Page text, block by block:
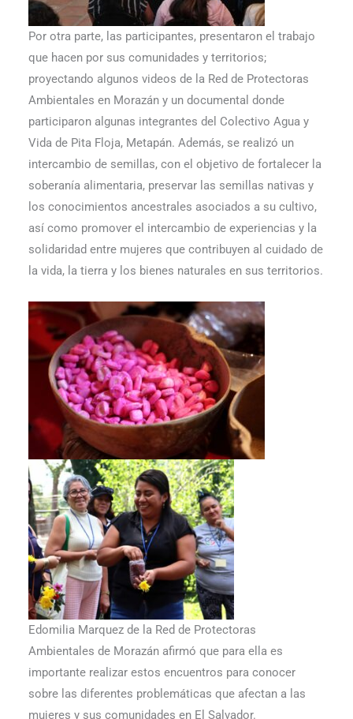
Por otra parte, las participantes, presentaron el trabajo
que hacen por sus comunidades y territorios;
proyectando algunos videos de la Red de Protectoras
Ambientales en Morazán y un documental donde
participaron algunas integrantes del Colectivo Agua y
Vida de Pita Floja, Metapán. Además, se realizó un
intercambio de semillas, con el objetivo de fortalecer la
soberanía alimentaria, preservar las semillas nativas y
los conocimientos ancestrales asociados a su cultivo,
así como promover el intercambio de experiencias y la
solidaridad entre mujeres que contribuyen al cuidado de
la vida, la tierra y los bienes naturales en sus territorios.
Edomilia Marquez de la Red de Protectoras
Ambientales de Morazán afirmó que para ella es
importante realizar estos encuentros para conocer
sobre las diferentes problemáticas que afectan a las
mujeres y sus comunidades en El Salvador.